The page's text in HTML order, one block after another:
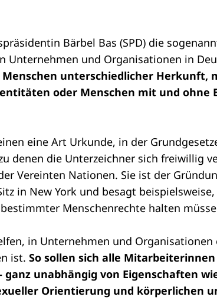
Bärbel Bas (SPD) die
Unternehmen und Organisationen in
unterschiedlicher Herkunft,
oder Menschen mit und ohne
eine Art Urkunde, in der
denen die Unterzeichner sich freiwillig
Vereinten Nationen. Sie ist der
in New York und besagt
Menschenrechte halten
in Unternehmen und
ist. So sollen sich alle
unabhängig von Eigenschaften
Orientierung und körperlichen